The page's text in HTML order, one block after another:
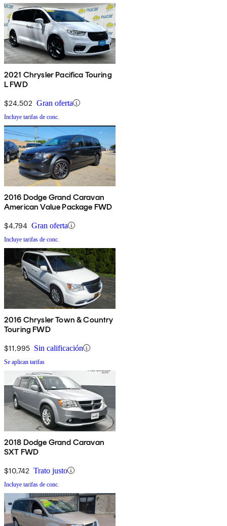
2021 Chrysler Pacifica Touring
L FWD
$24,502 Gran oferta
Incluye tarifas de conc.
2016 Dodge Grand Caravan
American Value Package FWD
$4,794 Gran oferta
Incluye tarifas de conc.
2016 Chrysler Town & Country
Touring FWD
$11,995 Sin calificación
Se aplican tarifas
2018 Dodge Grand Caravan
SXT FWD
$10,742 Trato justo
Incluye tarifas de conc.